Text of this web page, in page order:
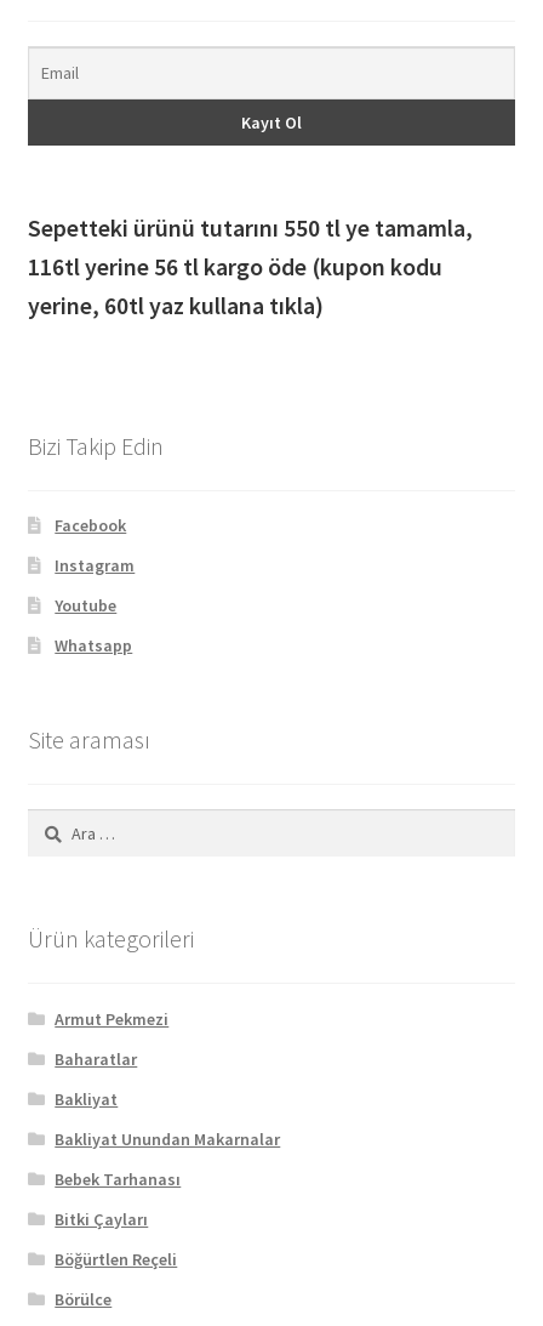
Sepetteki ürünü tutarını 550 tl ye tamamla,
116tl yerine 56 tl kargo öde (kupon kodu
yerine, 60tl yaz kullana tıkla)
Bizi Takip Edin
Facebook
Instagram
Youtube
Whatsapp
Site araması
Arama:
Ürün kategorileri
Armut Pekmezi
Baharatlar
Bakliyat
Bakliyat Unundan Makarnalar
Bebek Tarhanası
Bitki Çayları
Böğürtlen Reçeli
Börülce